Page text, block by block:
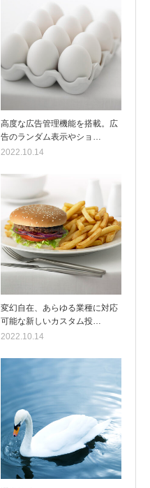
高度な広告管理機能を搭載。広
告のランダム表示やショ…
2022.10.14
変幻自在、あらゆる業種に対応
可能な新しいカスタム投…
2022.10.14